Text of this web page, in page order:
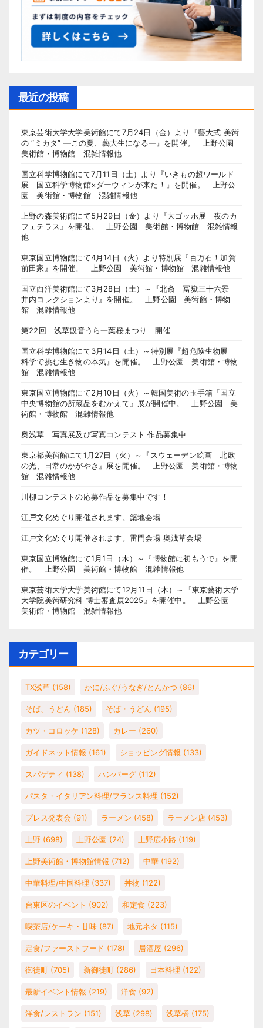
最近の投稿
東京芸術大学大学美術館にて7月24日（金）より『藝大式 美術
の “ミカタ” ―この夏、藝大生になる―』を開催。 上野公園
美術館・博物館 混雑情報他
国立科学博物館にて7月11日（土）より『いきもの超ワールド
展 国立科学博物館×ダーウィンが来た！』を開催。 上野公
園 美術館・博物館 混雑情報他
上野の森美術館にて5月29日（金）より『大ゴッホ展 夜のカ
フェテラス』を開催。 上野公園 美術館・博物館 混雑情報
他
東京国立博物館にて4月14日（火）より特別展『百万石！加賀
前田家』を開催。 上野公園 美術館・博物館 混雑情報他
国立西洋美術館にて3月28日（土）～『北斎 冨嶽三十六景
井内コレクションより』を開催。 上野公園 美術館・博物
館 混雑情報他
第22回 浅草観音うら一葉桜まつり 開催
国立科学博物館にて3月14日（土）～特別展『超危険生物展
科学で挑む生き物の本気』を開催。 上野公園 美術館・博物
館 混雑情報他
東京国立博物館にて2月10日（火）～韓国美術の玉手箱『国立
中央博物館の所蔵品をむかえて』展が開催中。 上野公園 美
術館・博物館 混雑情報他
奥浅草 写真展及び写真コンテスト 作品募集中
東京都美術館にて1月27日（火）～『スウェーデン絵画 北欧
の光、日常のかがやき』展を開催。 上野公園 美術館・博物
館 混雑情報他
川柳コンテストの応募作品を募集中です！
江戸文化めぐり開催されます。築地会場
江戸文化めぐり開催されます。雷門会場 奥浅草会場
東京国立博物館にて1月1日（木）～『博物館に初もうで』を開
催。 上野公園 美術館・博物館 混雑情報他
東京芸術大学大学美術館にて12月11日（木）～『東京藝術大学
大学院美術研究科 博士審査展2025』を開催中。 上野公園
美術館・博物館 混雑情報他
カテゴリー
TX浅草 (158) かに/ふぐ/うなぎ/とんかつ (86)
そば、うどん (185) そば・うどん (195)
カツ・コロッケ (128) カレー (260)
ガイドネット情報 (161) ショッピング情報 (133)
スパゲティ (138) ハンバーグ (112)
パスタ・イタリアン料理/フランス料理 (152)
プレス発表会 (91) ラーメン (458) ラーメン店 (453)
上野 (698) 上野公園 (24) 上野広小路 (119)
上野美術館・博物館情報 (712) 中華 (192)
中華料理/中国料理 (337) 丼物 (122)
台東区のイベント (902) 和定食 (223)
喫茶店/ケーキ・甘味 (87) 地元ネタ (115)
定食/ファーストフード (178) 居酒屋 (296)
御徒町 (705) 新御徒町 (286) 日本料理 (122)
最新イベント情報 (219) 洋食 (92)
洋食/レストラン (151) 浅草 (298) 浅草橋 (175)